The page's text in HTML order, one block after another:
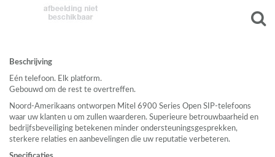
Beschrijving
Eén telefoon. Elk platform.
Gebouwd om de rest te overtreffen.
Noord-Amerikaans ontworpen Mitel 6900 Series Open SIP-telefoons
waar uw klanten u om zullen waarderen. Superieure betrouwbaarheid en
bedrijfsbeveiliging betekenen minder ondersteuningsgesprekken,
sterkere relaties en aanbevelingen die uw reputatie verbeteren.